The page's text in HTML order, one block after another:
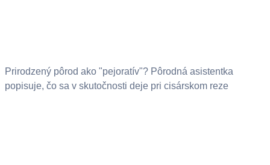
Prirodzený pôrod ako "pejoratív"? Pôrodná asistentka
popisuje, čo sa v skutočnosti deje pri cisárskom reze